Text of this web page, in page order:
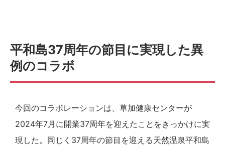
平和島37周年の節目に実現した異
例のコラボ
今回のコラボレーションは、草加健康センターが
2024年7月に開業37周年を迎えたことをきっかけに実
現した。同じく37周年の節目を迎える天然温泉平和島